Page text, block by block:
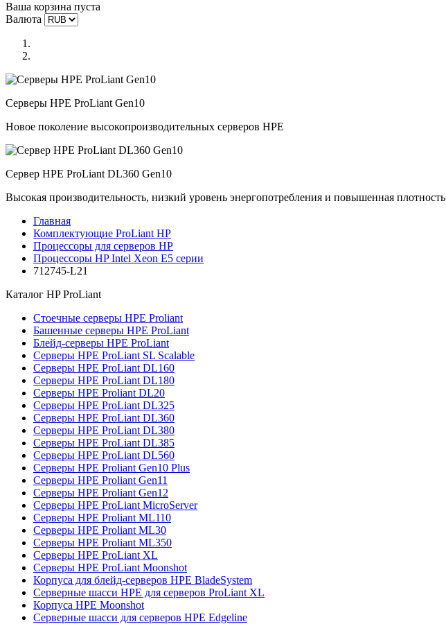
Ваша корзина пуста
Валюта
Серверы HPE ProLiant Gen10
Новое поколение высокопроизводительных серверов HPE
Сервер HPE ProLiant DL360 Gen10
Высокая производительность, низкий уровень энергопотребления и повышенная плотность
Главная
Комплектующие ProLiant HP
Процессоры для серверов HP
Процессоры HP Intel Xeon E5 серии
712745-L21
Каталог HP ProLiant
Стоечные серверы HPE Proliant
Башенные серверы HPE ProLiant
Блейд-серверы HPE ProLiant
Серверы HPE ProLiant SL Scalable
Серверы HPE ProLiant DL160
Серверы HPE ProLiant DL180
Серверы HPE Proliant DL20
Серверы HPE ProLiant DL325
Серверы HPE ProLiant DL360
Серверы HPE ProLiant DL380
Серверы HPE ProLiant DL385
Серверы HPE ProLiant DL560
Серверы HPE Proliant Gen10 Plus
Серверы HPE Proliant Gen11
Серверы HPE Proliant Gen12
Серверы HPE ProLiant MicroServer
Серверы HPE Proliant ML110
Серверы HPE Proliant ML30
Серверы HPE Proliant ML350
Серверы HPE ProLiant XL
Серверы HPE ProLiant Moonshot
Корпуса для блейд-серверов HPE BladeSystem
Серверные шасси HPE для серверов ProLiant XL
Корпуса HPE Moonshot
Серверные шасси для серверов HPE Edgeline